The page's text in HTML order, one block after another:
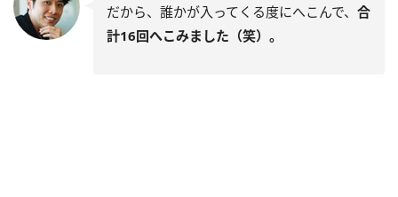
だから、誰かが入ってくる度にへこんで、 合
計16回へこみました（笑）。